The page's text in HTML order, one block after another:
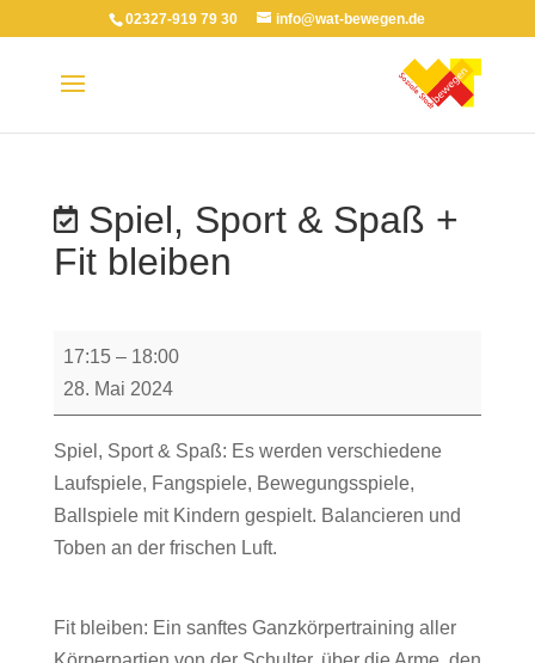
02327-919 79 30 info@wat-bewegen.de
Spiel, Sport & Spaß +
Fit bleiben
Spiel,
Sport
&
Spaß
+
Fit
bleiben
17:15 – 18:00
28. Mai 2024
Spiel, Sport & Spaß: Es werden verschiedene
Laufspiele, Fangspiele, Bewegungsspiele,
Ballspiele mit Kindern gespielt. Balancieren und
Toben an der frischen Luft.
Fit bleiben: Ein sanftes Ganzkörpertraining aller